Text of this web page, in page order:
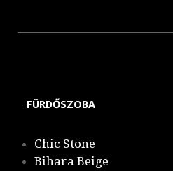
FÜRDŐSZOBA
Chic Stone
Bihara Beige